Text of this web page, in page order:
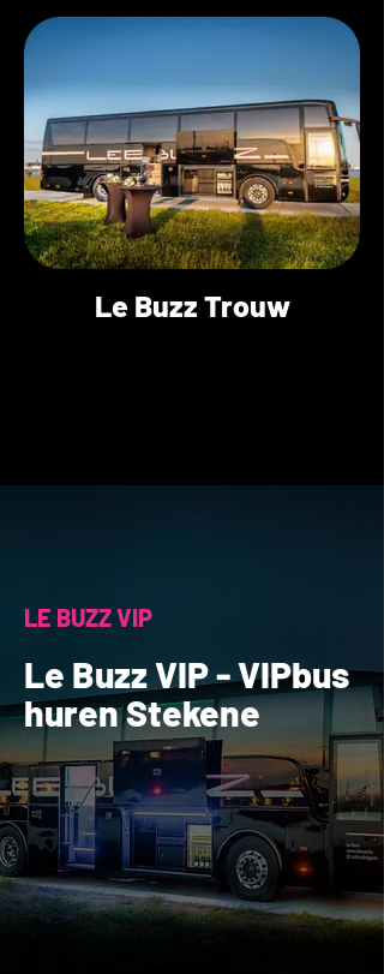
Le Buzz Trouw
LE BUZZ VIP
Le Buzz VIP - VIPbus
huren Stekene